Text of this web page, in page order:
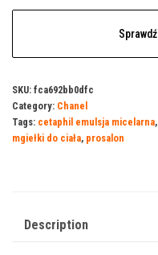
Sprawdź
SKU: fca692bb0dfc
Category: Chanel
Tags: cetaphil emulsja micelarna,
mgiełki do ciała, prosalon
Description